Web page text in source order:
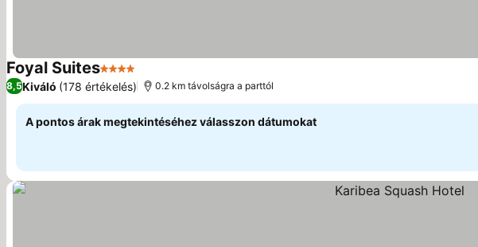
Foyal Suites4 KategóriaÁrak megjelenítése
8,5Kiváló (178 értékelés) 0.2 km távolságra a parttól
A pontos árak megtekintéséhez válasszon dátumokat